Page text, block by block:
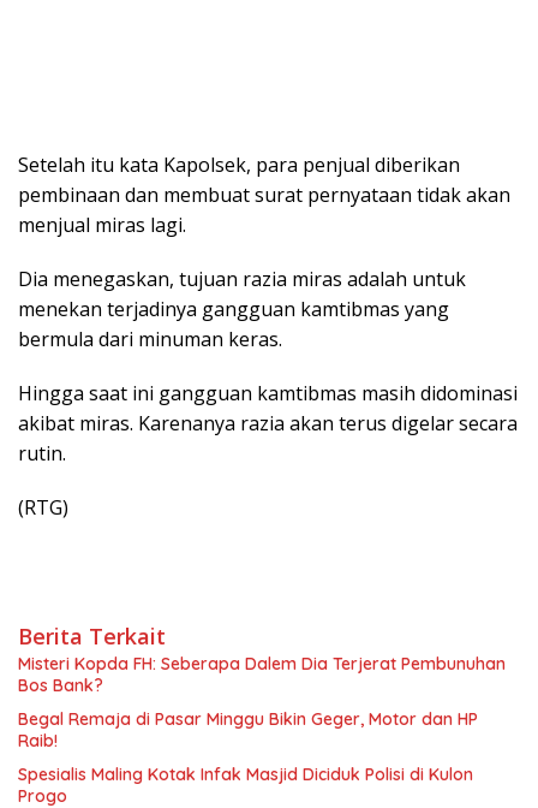
Setelah itu kata Kapolsek, para penjual diberikan
pembinaan dan membuat surat pernyataan tidak akan
menjual miras lagi.
Dia menegaskan, tujuan razia miras adalah untuk
menekan terjadinya gangguan kamtibmas yang
bermula dari minuman keras.
Hingga saat ini gangguan kamtibmas masih didominasi
akibat miras. Karenanya razia akan terus digelar secara
rutin.
(RTG)
Berita Terkait
Misteri Kopda FH: Seberapa Dalem Dia Terjerat Pembunuhan
Bos Bank?
Begal Remaja di Pasar Minggu Bikin Geger, Motor dan HP
Raib!
Spesialis Maling Kotak Infak Masjid Diciduk Polisi di Kulon
Progo